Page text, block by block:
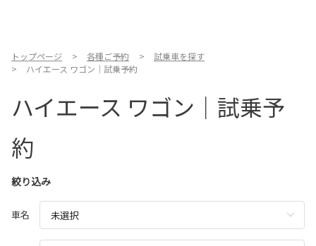
新車を探す
地域応援活動
トップページ 各種ご予約
試乗車を探す
ハイエース ワゴン｜試乗予約
ハイエース ワゴン｜試乗予
約
絞り込み
車名